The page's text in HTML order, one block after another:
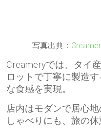
写真出典：
Creameryでは、タイ
ロットで丁寧に製造
な食感を実現。
店内はモダンで居心
しゃべりにも、旅の